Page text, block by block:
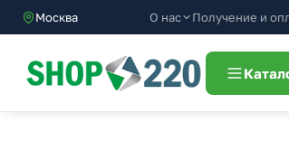
Москва О нас Получение и